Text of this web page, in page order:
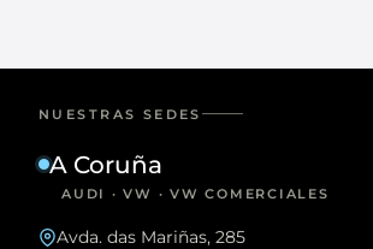
NUESTRAS SEDES
A Coruña
AUDI · VW · VW COMERCIALES
Avda. das Mariñas, 285